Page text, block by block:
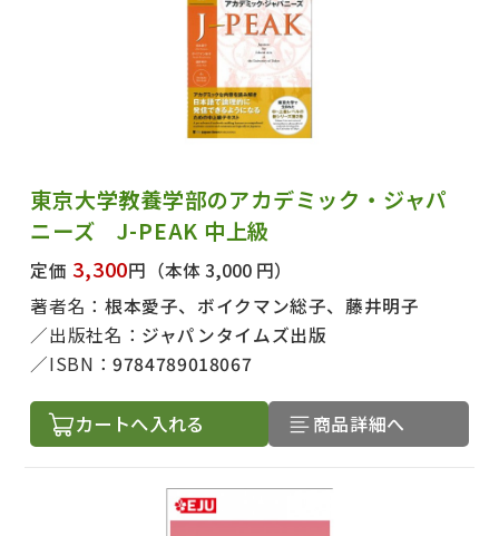
東京大学教養学部のアカデミック・ジャパ
ニーズ J-PEAK 中上級
定価 3,300円 （本体 3,000 円）
著者名： 根本愛子、ボイクマン総子、藤井明子
出版社名： ジャパンタイムズ出版
ISBN：9784789018067
カートへ入れる 商品詳細へ